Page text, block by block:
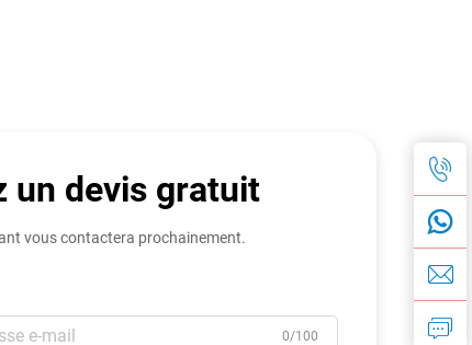
un devis gratuit
vous contactera prochainement.
0/100